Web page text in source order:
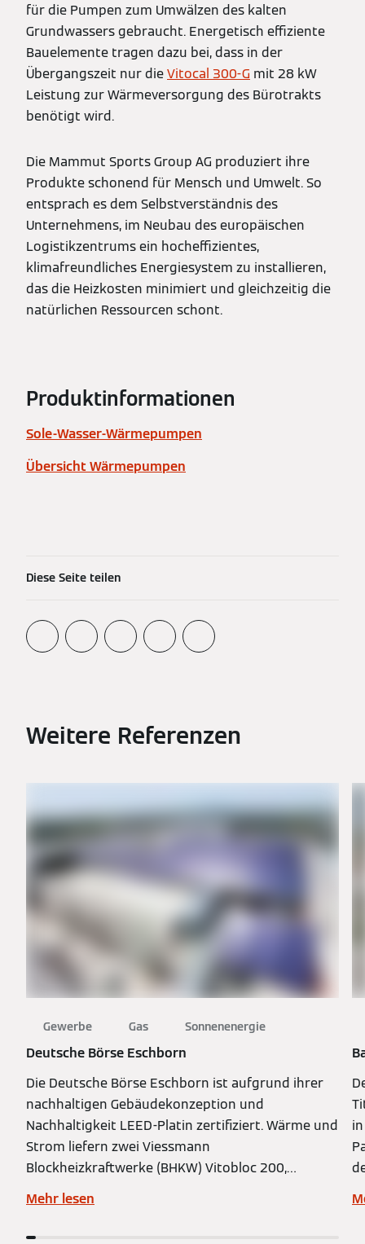
für die Pumpen zum Umwälzen des kalten
Grundwassers gebraucht. Energetisch effiziente
Bauelemente tragen dazu bei, dass in der
Übergangszeit nur dieVitocal 300-G mit 28 kW
Leistung zur Wärmeversorgung des Bürotrakts
benötigt wird.
Die Mammut Sports Group AG produziert ihre
Produkte schonend für Mensch und Umwelt. So
entsprach es dem Selbstverständnis des
Unternehmens, im Neubau des europäischen
Logistikzentrums ein hocheffizientes,
klimafreundliches Energiesystem zu installieren,
das die Heizkosten minimiert und gleichzeitig die
natürlichen Ressourcen schont.
Produktinformationen
Sole-Wasser-Wärmepumpen
Übersicht Wärmepumpen
Diese Seite teilen
Weitere Referenzen
Gewerbe Gas Sonnenenergie
Deutsche Börse Eschborn
Die Deutsche Börse Eschborn ist aufgrund ihrer
nachhaltigen Gebäudekonzeption und
Nachhaltigkeit LEED-Platin zertifiziert. Wärme und
Strom liefern zwei Viessmann
Blockheizkraftwerke (BHKW) Vitobloc 200,
zusätzliche Gas-Brennwertkessel und eine
Solaranlage des Typs Vitosol 200-F.
Mehr lesen